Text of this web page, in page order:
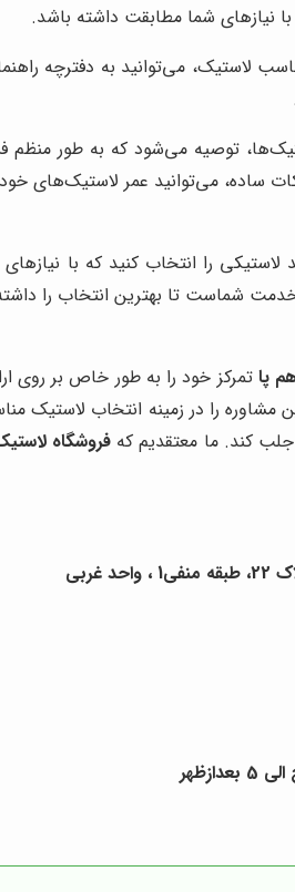
نیازهای شما مطابقت داشته باشد.
لاستیک، می‌توانید به دفترچه
توصیه می‌شود که به طور منظم
ساده، می‌توانید عمر لاستیک‌های خود
را انتخاب کنید که با
شماست تا بهترین انتخاب را
پا تمرکز خود را به طور خاص بر روی
را در زمینه انتخاب لاستیک
کند. ما معتقدیم که فروشگاه